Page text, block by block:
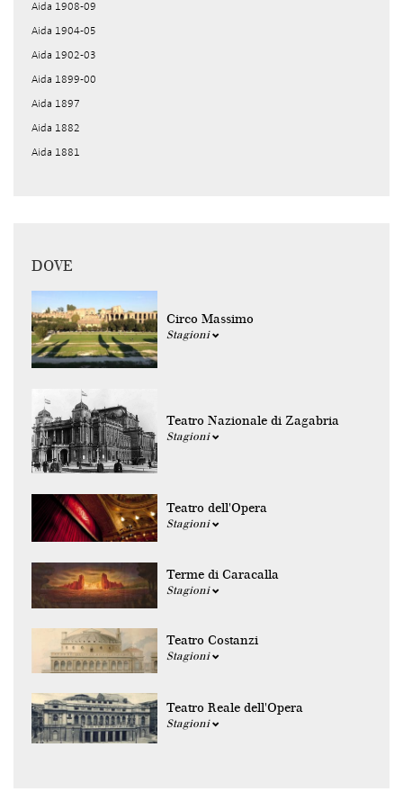
Aida 1908-09
Aida 1904-05
Aida 1902-03
Aida 1899-00
Aida 1897
Aida 1882
Aida 1881
DOVE
Circo Massimo
Stagioni
Teatro Nazionale di Zagabria
Stagioni
Teatro dell'Opera
Stagioni
Terme di Caracalla
Stagioni
Teatro Costanzi
Stagioni
Teatro Reale dell'Opera
Stagioni